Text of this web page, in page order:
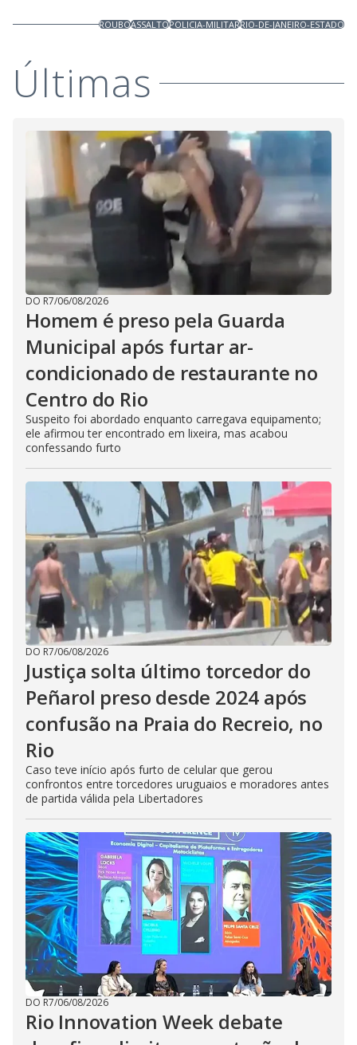
ROUBOASSALTOPOLICIA-MILITARRIO-DE-JANEIRO-ESTADO
Últimas
DO R7/06/08/2026
Homem é preso pela Guarda
Municipal após furtar ar-
condicionado de restaurante no
Centro do Rio
Suspeito foi abordado enquanto carregava equipamento;
ele afirmou ter encontrado em lixeira, mas acabou
confessando furto
DO R7/06/08/2026
Justiça solta último torcedor do
Peñarol preso desde 2024 após
confusão na Praia do Recreio, no
Rio
Caso teve início após furto de celular que gerou
confrontos entre torcedores uruguaios e moradores antes
de partida válida pela Libertadores
DO R7/06/08/2026
Rio Innovation Week debate